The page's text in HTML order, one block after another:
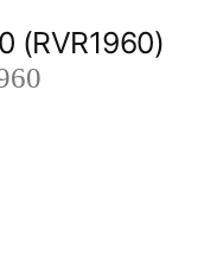
(RVR1960)